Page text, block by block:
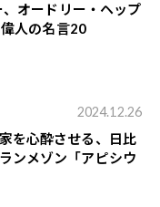
オードリー・ヘップ
人の名言20
2024.12.26
を心酔させる、日比
ンメゾン「アピシウ